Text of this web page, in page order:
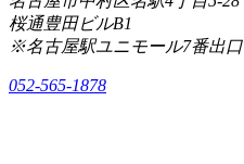
桜通豊田ビルB1
※名古屋駅ユニモール7番出口
052-565-1878